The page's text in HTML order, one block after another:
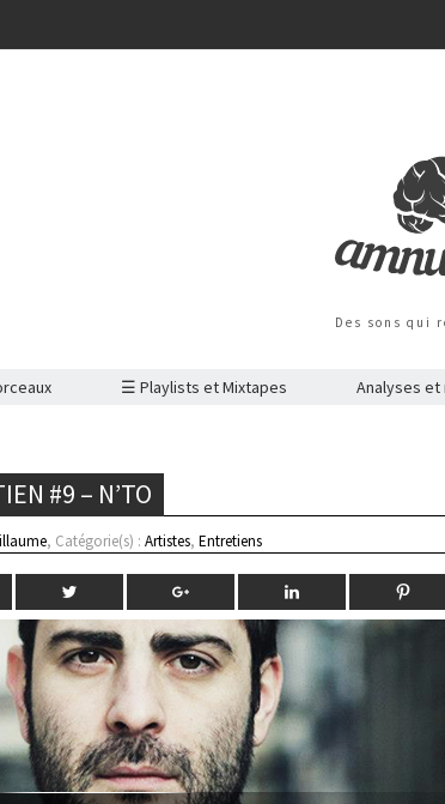
Des sons qui
☰ Playlists et Mixtapes Analyses
#9 – N’TO
, Catégorie(s) :Artistes,Entretiens